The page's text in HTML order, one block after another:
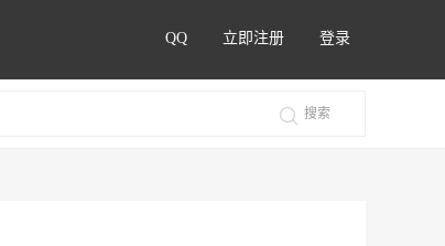
QQ 立即注册 登录